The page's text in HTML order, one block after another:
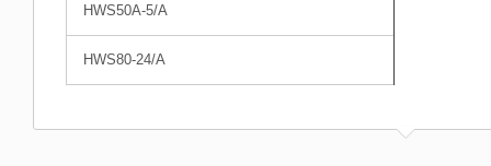
HWS50A-5/A
HWS80-24/A